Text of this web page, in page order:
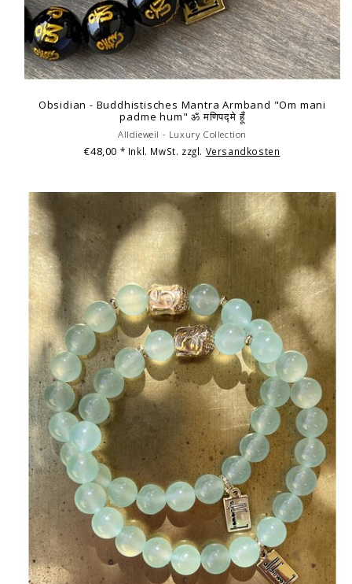
Obsidian - Buddhistisches Mantra Armband "Om mani
padme hum" ॐ मणिपद्मे हूँ
Alldieweil - Luxury Collection
€48,00 * Inkl. MwSt. zzgl. Versandkosten